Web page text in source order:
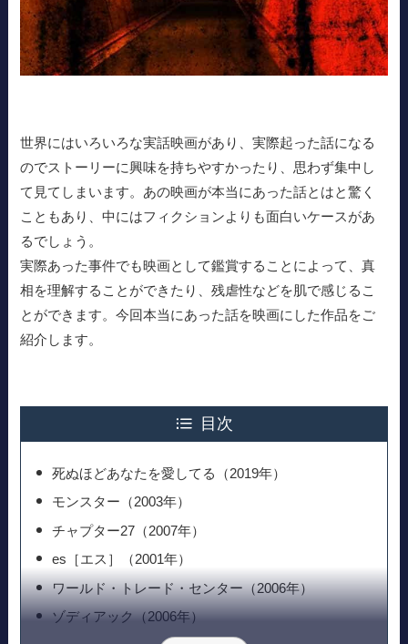
世界にはいろいろな実話映画があり、実際起った話になる
のでストーリーに興味を持ちやすかったり、思わず集中し
て見てしまいます。あの映画が本当にあった話とはと驚く
こともあり、中にはフィクションよりも面白いケースがあ
るでしょう。
実際あった事件でも映画として鑑賞することによって、真
相を理解することができたり、残虐性などを肌で感じるこ
とができます。今回本当にあった話を映画にした作品をご
紹介します。
目次
死ぬほどあなたを愛してる（2019年）
モンスター（2003年）
チャプター27（2007年）
es［エス］（2001年）
ワールド・トレード・センター（2006年）
ゾディアック（2006年）